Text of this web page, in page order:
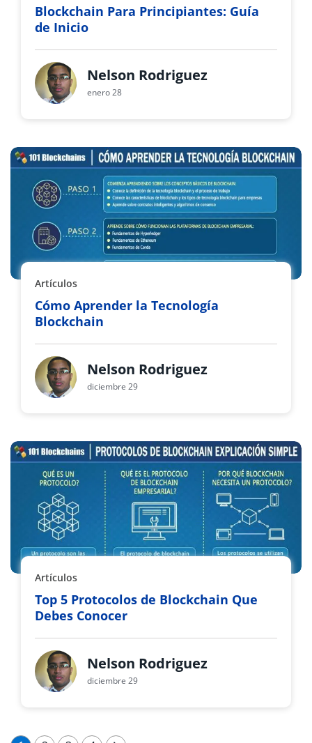
Blockchain Para Principiantes: Guía
de Inicio
Nelson Rodriguez
enero 28
Artículos
Cómo Aprender la Tecnología
Blockchain
Nelson Rodriguez
diciembre 29
Artículos
Top 5 Protocolos de Blockchain Que
Debes Conocer
Nelson Rodriguez
diciembre 29